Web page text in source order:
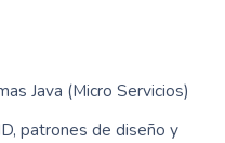
Java (Micro Servicios)
patrones de diseño y